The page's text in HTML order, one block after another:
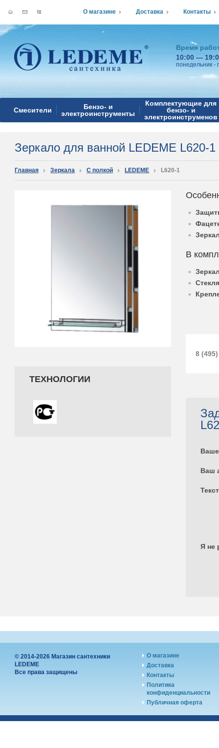
Время
10:00 —
понедельник -
Смесители
Бензо- и
электроинструменты
Комплектующие для
бензо- и
электроинструменов
Зеркало для ванной LEDEME L620-1
Главная Зеркала С полкой LEDEME L620-1
ТЕХНОЛОГИИ
В
8 (495)
Ваш
Я не
© 2014-2026 Магазин сантехники
LEDEME
Все права защищены
О магазине
Доставка
Контакты
Политика
конфиденциальности
Публичная оферта
О магазине Доставка Контакты